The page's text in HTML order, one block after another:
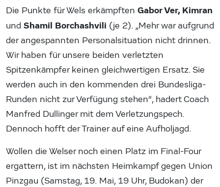
Die Punkte für Wels erkämpften Gabor Ver, Kimran
und Shamil Borchashvili (je 2). „Mehr war aufgrund
der angespannten Personalsituation nicht drinnen.
Wir haben für unsere beiden verletzten
Spitzenkämpfer keinen gleichwertigen Ersatz. Sie
werden auch in den kommenden drei Bundesliga-
Runden nicht zur Verfügung stehen“, hadert Coach
Manfred Dullinger mit dem Verletzungspech.
Dennoch hofft der Trainer auf eine Aufholjagd.
Wollen die Welser noch einen Platz im Final-Four
ergattern, ist im nächsten Heimkampf gegen Union
Pinzgau (Samstag, 19. Mai, 19 Uhr, Budokan) der